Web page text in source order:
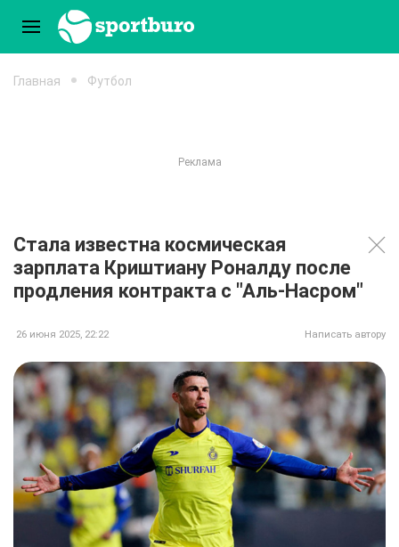
Главная Футбол
Стала известна космическая
зарплата Криштиану Роналду после
продления контракта с "Аль-Насром"
26 июня 2025, 22:22 Написать автору